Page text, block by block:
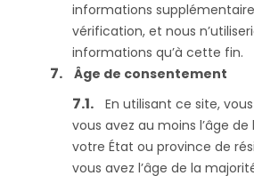
informations
vérification, et nous
informations qu’à cette fin.
Âge de consentement
En utilisant ce site,
vous avez au moins l’âge
votre État ou province de
vous avez l’âge de la